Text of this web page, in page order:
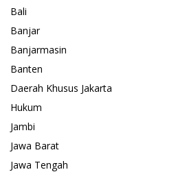
Bali
Banjar
Banjarmasin
Banten
Daerah Khusus Jakarta
Hukum
Jambi
Jawa Barat
Jawa Tengah